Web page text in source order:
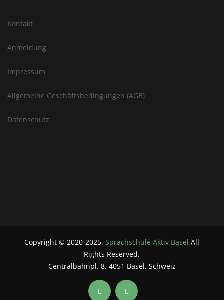
Kontakt
Anmeldung
Impressum
Allgemeine Geschäftsbedingungen (AGB)
Datenschutz
Copyright © 2020-2025, Sprachschule Aktiv Basel All
Rights Reserved.
Centralbahnpl. 8, 4051 Basel, Schweiz